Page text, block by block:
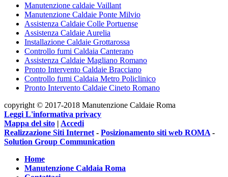
Manutenzione caldaie Vaillant
Manutenzione Caldaie Ponte Milvio
Assistenza Caldaie Colle Portuense
Assistenza Caldaie Aurelia
Installazione Caldaie Grottarossa
Controllo fumi Caldaia Canterano
Assistenza Caldaie Magliano Romano
Pronto Intervento Caldaie Bracciano
Controllo fumi Caldaia Metro Policlinico
Pronto Intervento Caldaie Cineto Romano
copyright © 2017-2018 Manutenzione Caldaie Roma
Leggi L'informativa privacy
Mappa del sito | Accedi
Realizzazione Siti Internet - Posizionamento siti web ROMA -
Solution Group Communication
Home
Manutenzione Caldaia Roma